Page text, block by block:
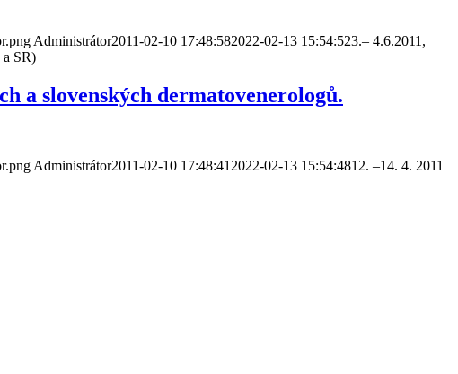
Administrátor2011-02-10 17:48:582022-02-13 15:54:523.– 4.6.2011,
a SR)
a slovenských dermatovenerologů.
Administrátor2011-02-10 17:48:41 2022-02-13 15:54:4812. –14. 4. 2011